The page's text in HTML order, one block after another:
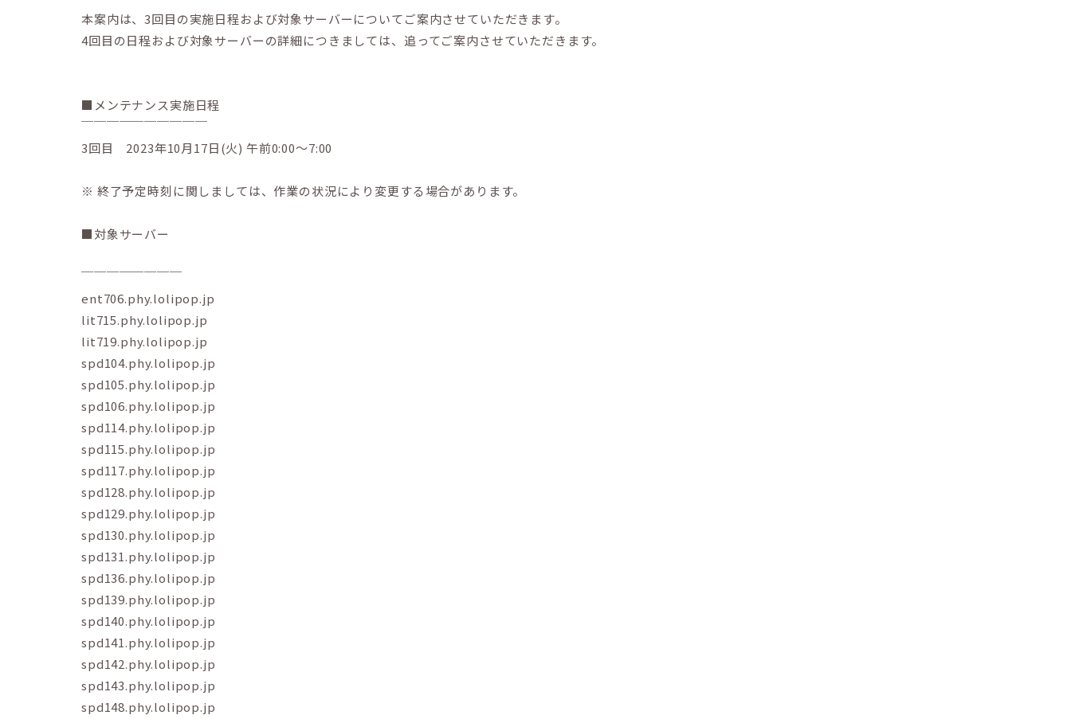
本案内は、3回目の実施日程および対象サーバーについてご案内させていただきます。
4回目の日程および対象サーバーの詳細につきましては、追ってご案内させていただきます。
■メンテナンス実施日程
￣￣￣￣￣￣￣￣￣￣
3回目 2023年10月17日(火) 午前0:00～7:00
※ 終了予定時刻に関しましては、作業の状況により変更する場合があります。
■対象サーバー
￣￣￣￣￣￣￣￣
ent706.phy.lolipop.jp
lit715.phy.lolipop.jp
lit719.phy.lolipop.jp
spd104.phy.lolipop.jp
spd105.phy.lolipop.jp
spd106.phy.lolipop.jp
spd114.phy.lolipop.jp
spd115.phy.lolipop.jp
spd117.phy.lolipop.jp
spd128.phy.lolipop.jp
spd129.phy.lolipop.jp
spd130.phy.lolipop.jp
spd131.phy.lolipop.jp
spd136.phy.lolipop.jp
spd139.phy.lolipop.jp
spd140.phy.lolipop.jp
spd141.phy.lolipop.jp
spd142.phy.lolipop.jp
spd143.phy.lolipop.jp
spd148.phy.lolipop.jp